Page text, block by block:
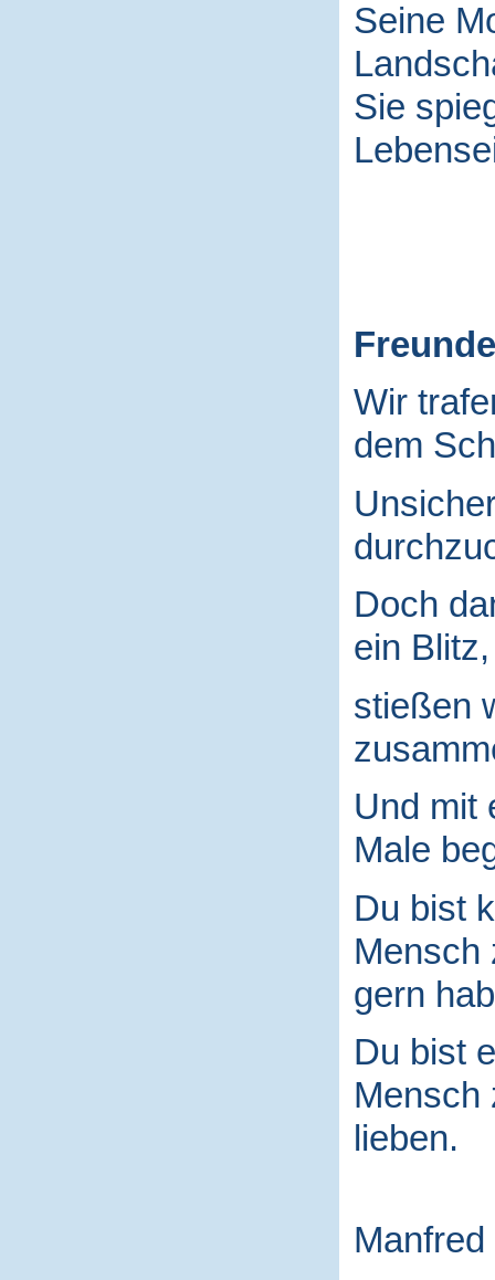
Seine
Sie
Freunde
Wir
dem
Doch
ein Blitz,
stießen
Und mit
Male
Du bist
Mensch
gern
Du bist
Mensch
lieben.